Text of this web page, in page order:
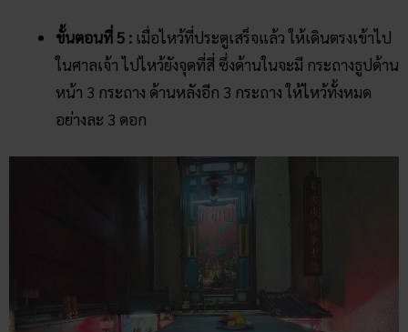
ขั้นตอนที่ 5 : เมื่อไหว้ที่ประตูเสร็จแล้ว ให้เดินตรงเข้าไป
ในศาลเจ้า ไปไหว้ยังจุดที่สี่ ซึ่งด้านในจะมี กระถางธูปด้าน
หน้า 3 กระถาง ด้านหลังอีก 3 กระถาง ให้ไหว้ทั้งหมด
อย่างละ 3 ดอก